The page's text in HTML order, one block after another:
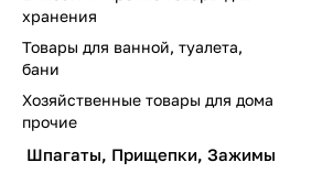
хранения
Товары для ванной, туалета,
бани
Хозяйственные товары для дома
прочие
Шпагаты, Прищепки, Зажимы